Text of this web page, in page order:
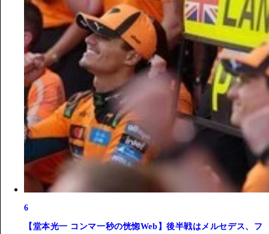
6
【堂本光一 コンマ一秒の恍惚Web】後半戦はメルセデス、フ